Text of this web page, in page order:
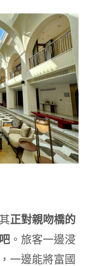
正對親吻橋的
。旅客一邊浸
一邊能將富國